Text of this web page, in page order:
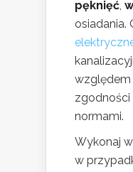
pęknięć
osiadania.
względem
normami.
Wykonaj
w